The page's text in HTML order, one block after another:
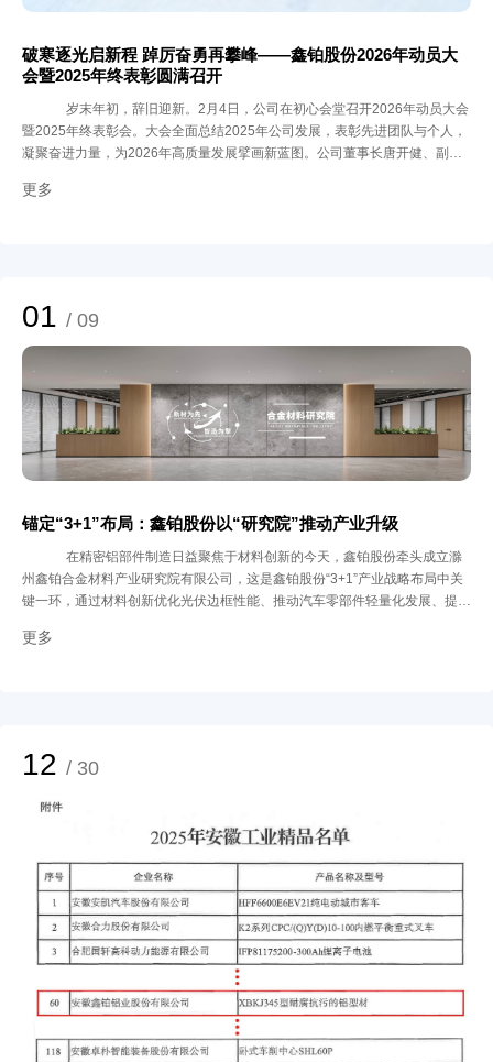
破寒逐光启新程 踔厉奋勇再攀峰——鑫铂股份2026年动员大
会暨2025年终表彰圆满召开
岁末年初，辞旧迎新。2月4日，公司在初心会堂召开2026年动员大会
暨2025年终表彰会。大会全面总结2025年公司发展，表彰先进团队与个人，
凝聚奋进力量，为2026年高质量发展擘画新蓝图。公司董事长唐开健、副董
人员共100余人参会。
更多
01 / 09
锚定“3+1”布局：鑫铂股份以“研究院”推动产业升级
在精密铝部件制造日益聚焦于材料创新的今天，鑫铂股份牵头成立滁
州鑫铂合金材料产业研究院有限公司，这是鑫铂股份“3+1”产业战略布局中关
键一环，通过材料创新优化光伏边框性能、推动汽车零部件轻量化发展、提升
新与业务协同。
更多
12 / 30